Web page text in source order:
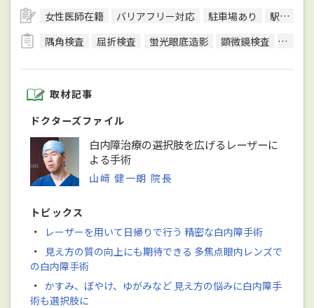
女性医師在籍 バリアフリー対応 駐車場あり
駅徒歩5分圏内
隅角検査
屈折検査 蛍光眼底造影 顕微鏡検査 光干
取材記事
ドクターズファイル
白内障治療の選択肢を広げるレーザーに
よる手術
山﨑 健一朗 院長
トピックス
・ レーザーを用いて日帰りで行う 精密な白内障手術
・
見え方の質の向上にも期待できる 多焦点眼内レンズで
の白内障手術
・ かすみ、ぼやけ、ゆがみなど 見え方の悩みに白内障手
術も選択肢に